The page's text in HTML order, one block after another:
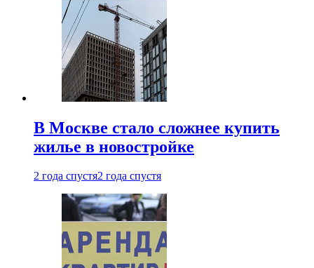
В Москве стало сложнее купить
жилье в новостройке
2 года спустя2 года спустя